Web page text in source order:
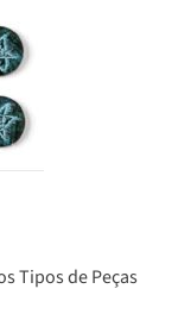
Tipos de Peças